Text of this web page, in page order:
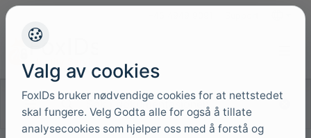
Søk i dokumentasjonen
Valg av cookies
FoxIDs bruker nødvendige cookies for at nettstedet
skal fungere. Velg Godta alle for også å tillate
analysecookies som hjelper oss med å forstå og